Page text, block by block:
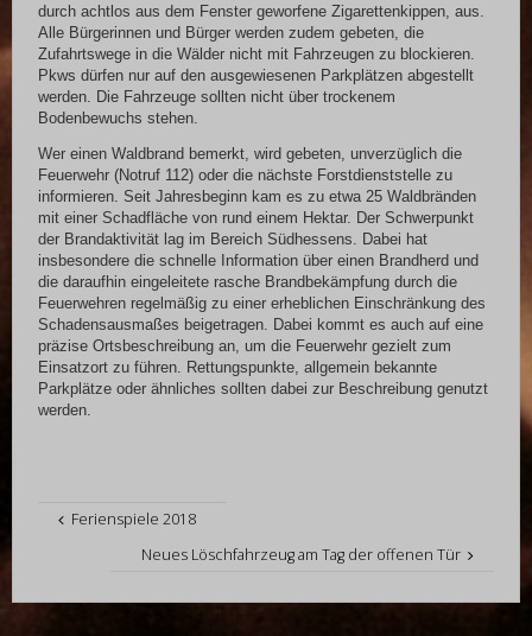
durch achtlos aus dem Fenster geworfene Zigarettenkippen, aus.
Alle Bürgerinnen und Bürger werden zudem gebeten, die
Zufahrtswege in die Wälder nicht mit Fahrzeugen zu blockieren.
Pkws dürfen nur auf den ausgewiesenen Parkplätzen abgestellt
werden. Die Fahrzeuge sollten nicht über trockenem
Bodenbewuchs stehen.
Wer einen Waldbrand bemerkt, wird gebeten, unverzüglich die
Feuerwehr (Notruf 112) oder die nächste Forstdienststelle zu
informieren. Seit Jahresbeginn kam es zu etwa 25 Waldbränden
mit einer Schadfläche von rund einem Hektar. Der Schwerpunkt
der Brandaktivität lag im Bereich Südhessens. Dabei hat
insbesondere die schnelle Information über einen Brandherd und
die daraufhin eingeleitete rasche Brandbekämpfung durch die
Feuerwehren regelmäßig zu einer erheblichen Einschränkung des
Schadensausmaßes beigetragen. Dabei kommt es auch auf eine
präzise Ortsbeschreibung an, um die Feuerwehr gezielt zum
Einsatzort zu führen. Rettungspunkte, allgemein bekannte
Parkplätze oder ähnliches sollten dabei zur Beschreibung genutzt
werden.
Ferienspiele 2018
Neues Löschfahrzeug am Tag der offenen Tür